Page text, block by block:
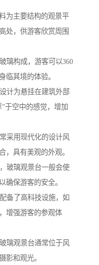
为主要结构的观景平
处，供游客欣赏周围
璃构成，游客可以360
临其境的体验。
计为悬挂在建筑外部
于空中的感觉，增加
采用现代化的设计风
，具有美观的外观。
玻璃观景台一般会使
确保游客的安全。
备了高科技设施，如
增强游客的参观体
璃观景台通常位于风
影和观光。